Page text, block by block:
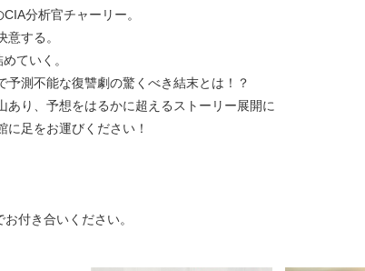
分析官チャーリー。
する。
ていく。
測不能な復讐劇の驚くべき結末とは！？
り、予想をはるかに超えるストーリー展開に
足をお運びください！
付き合いください。